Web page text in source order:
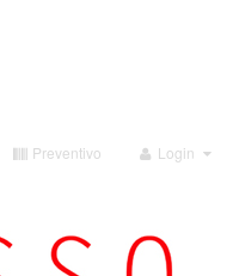
Preventivo Login